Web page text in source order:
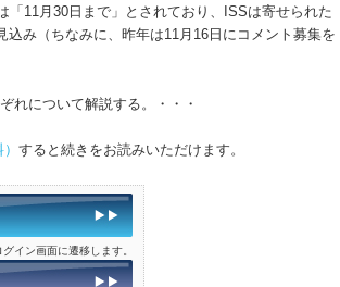
「11月30日まで」とされており、ISSは寄せられた
み（ちなみに、昨年は11月16日にコメント募集を
れについて解説する。・・・
）すると続きをお読みいただけます。
イン画面に遷移します。